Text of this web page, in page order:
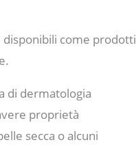
come prodotti
di dermatologia
proprietà
secca o alcuni